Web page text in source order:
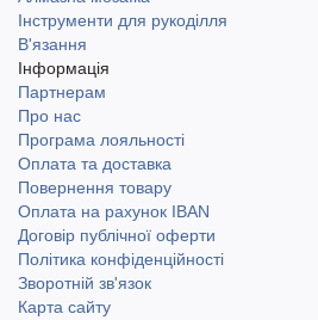
Інструменти для рукоділля
В'язання
Інформація
Партнерам
Про нас
Програма лояльності
Оплата та доставка
Повернення товару
Оплата на рахунок IBAN
Договір публічної оферти
Політика конфіденційності
Зворотній зв'язок
Карта сайту